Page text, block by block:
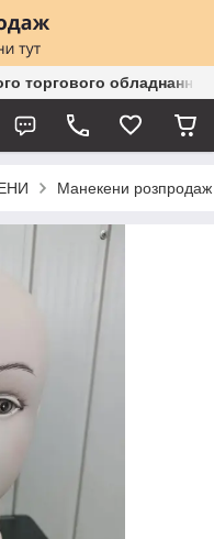
торгового обладнання
Манекени розпродаж